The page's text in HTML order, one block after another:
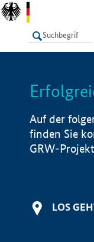
LISTE
Auf der
finden Sie
GRW-
LOS